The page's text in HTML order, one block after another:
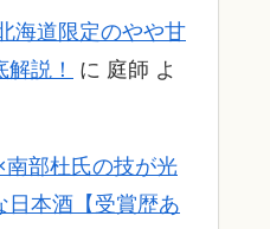
海道限定のやや甘
説！
に 庭師 よ
部杜氏の技が光
日本酒【受賞歴あ